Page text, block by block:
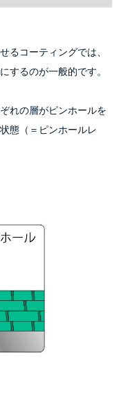
るコーティングでは、
するのが一般的です。
れの層がピンホールを
態（＝ ピンホールレ